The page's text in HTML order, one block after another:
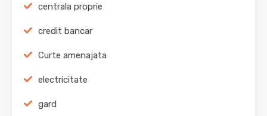
centrala proprie
credit bancar
Curte amenajata
electricitate
gard